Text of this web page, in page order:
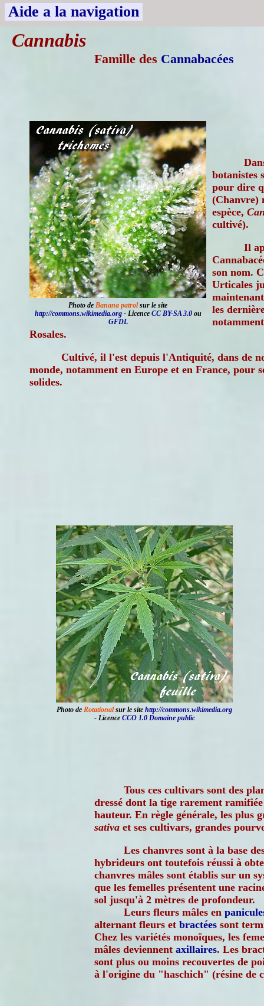
Aide a la navigation
Cannabis
Famille des Cannabacées
Photo de Banana patrolsur le site
http://commons.wikimedia.org- Licence CC BY-SA 3.0ou
GFDL
botanistes
pour dire
(Chanvre)
espèce,
cultivé).
Il
son nom.
Urticales
les
Rosales.
Cultivé, il l'est depuis l'Antiquité, dans de
monde, notamment en Europe et en France, pour
solides.
Photo de Rotationalsur le site http://commons.wikimedia.org
- Licence CCO 1.0 Domaine public
Tous ces cultivars sont des
dressé dont la tige rarement
hauteur. En règle générale, les plus
sativa et ses cultivars, grandes
Les chanvres sont à la base
hybrideurs ont toutefois réussi à
chanvres mâles sont établis sur un
que les femelles présentent une
sol jusqu'à 2 mètres de profondeur.
Leurs fleurs mâles en
alternant fleurs et bractées sont
Chez les variétés monoïques, les
mâles deviennent axillaires. Les
sont plus ou moins recouvertes de
à l'origine du "haschich" (résine de